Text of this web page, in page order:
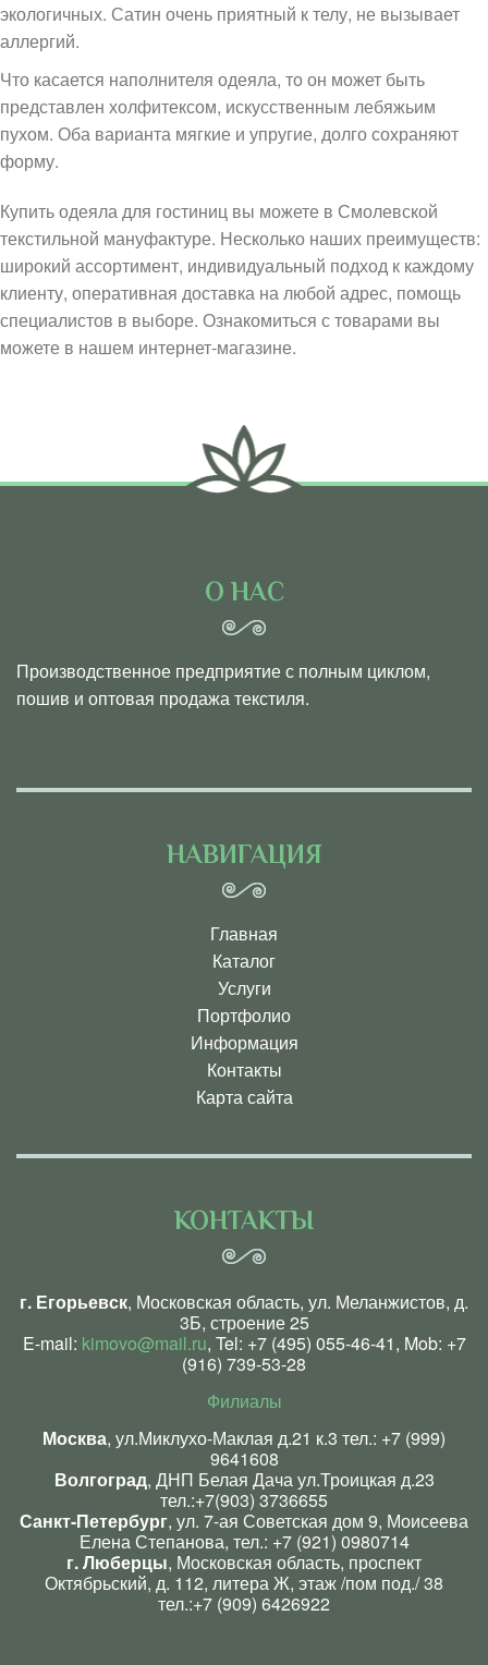
экологичных. Сатин очень приятный к телу, не вызывает
аллергий.
Что касается наполнителя одеяла, то он может быть
представлен холфитексом, искусственным лебяжьим
пухом. Оба варианта мягкие и упругие, долго сохраняют
форму.
Купить одеяла для гостиниц вы можете в Смолевской
текстильной мануфактуре. Несколько наших преимуществ:
широкий ассортимент, индивидуальный подход к каждому
клиенту, оперативная доставка на любой адрес, помощь
специалистов в выборе. Ознакомиться с товарами вы
можете в нашем интернет-магазине.
О НАС
Производственное предприятие с полным циклом,
пошив и оптовая продажа текстиля.
НАВИГАЦИЯ
Главная
Каталог
Услуги
Портфолио
Информация
Контакты
Карта сайта
КОНТАКТЫ
г. Егорьевск, Московская область, ул. Меланжистов, д.
3Б, строение 25
E-mail: kimovo@mail.ru, Tel: +7 (495) 055-46-41, Mob: +7
(916) 739-53-28
Филиалы
Москва, ул.Миклухо-Маклая д.21 к.3 тел.: +7 (999)
9641608
Волгоград, ДНП Белая Дача ул.Троицкая д.23
тел.:+7(903) 3736655
Санкт-Петербург, ул. 7-ая Советская дом 9, Моисеева
Елена Степанова, тел.: +7 (921) 0980714
г. Люберцы, Московская область, проспект
Октябрьский, д. 112, литера Ж, этаж /пом под./ 38
тел.:+7 (909) 6426922